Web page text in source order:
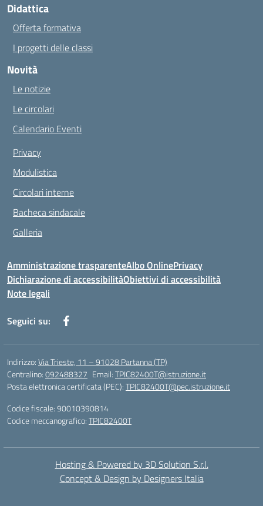
Didattica
Offerta formativa
I progetti delle classi
Novità
Le notizie
Le circolari
Calendario Eventi
Privacy
Modulistica
Circolari interne
Bacheca sindacale
Galleria
Amministrazione trasparenteAlbo OnlinePrivacy
Dichiarazione di accessibilitàObiettivi di accessibilità
Note legali
Seguici su:
Indirizzo:Via Trieste, 11 – 91028 Partanna (TP)
Centralino:092488327 Email:TPIC82400T@istruzione.it
Posta elettronica certificata (PEC):TPIC82400T@pec.istruzione.it
Codice fiscale: 90010390814
Codice meccanografico:TPIC82400T
Hosting & Powered by 3D Solution S.r.l.
Concept & Design by Designers Italia